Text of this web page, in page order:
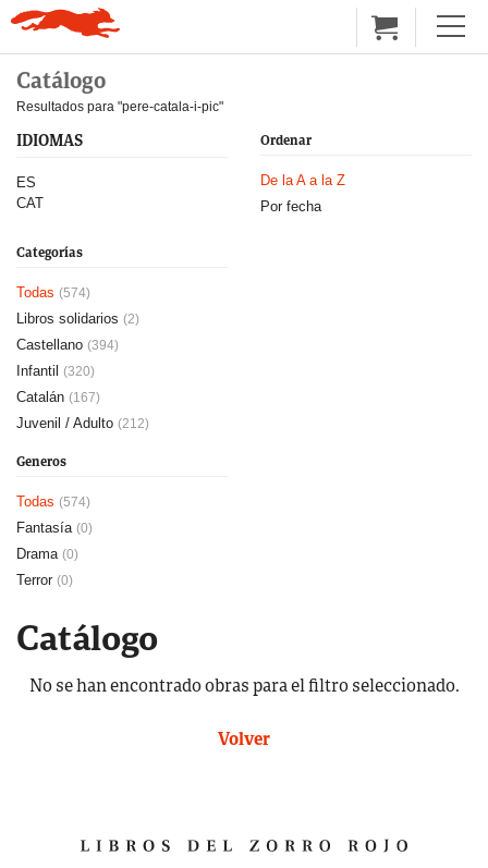
Catálogo
Resultados para "pere-catala-i-pic"
Ordenar
De la A a la Z
Por fecha
IDIOMAS
ES
CAT
Categorías
Todas (574)
Libros solidarios (2)
Castellano (394)
Infantil (320)
Catalán (167)
Juvenil / Adulto (212)
Generos
Todas (574)
Fantasía (0)
Drama (0)
Terror (0)
Catálogo
No se han encontrado obras para el filtro seleccionado.
Volver